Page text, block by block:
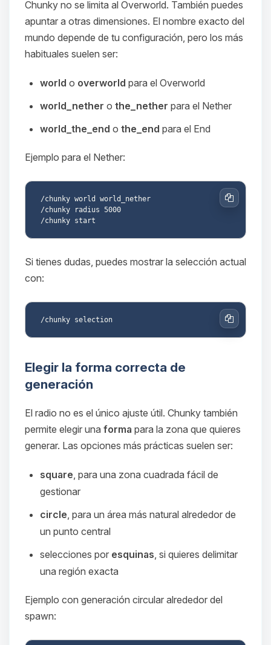
Chunky no se limita al Overworld. También puedes
apuntar a otras dimensiones. El nombre exacto del
mundo depende de tu configuración, pero los más
habituales suelen ser:
world o overworld para el Overworld
world_nether o the_nether para el Nether
world_the_end o the_end para el End
Ejemplo para el Nether:
/chunky world world_nether
/chunky radius 5000
Copiar
Si tienes dudas, puedes mostrar la selección actual
con:
Copiar
Elegir la forma correcta de
generación
El radio no es el único ajuste útil. Chunky también
permite elegir una forma para la zona que quieres
generar. Las opciones más prácticas suelen ser:
square , para una zona cuadrada fácil de
gestionar
circle , para un área más natural alrededor de
un punto central
selecciones por esquinas , si quieres delimitar
una región exacta
Ejemplo con generación circular alrededor del
spawn:
que necesitas y moveré mis
pequenos circuitos para ayudarte.
09/08/2026 05:35